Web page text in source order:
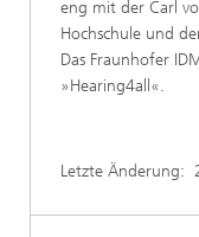
eng mit der Carl
Hochschule und
Das Fraunhofer
»Hearing4all«.
Letzte Änderung: